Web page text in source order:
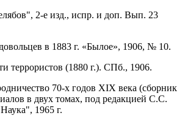
2-е изд., испp. и доп. Вып. 23
в 1883 г. «Былое», 1906, № 10.
террористов (1880 г.). СПб., 1906.
70-х годов XIX века (сборник
в двух томах, под редакцией С.С.
1965 г.